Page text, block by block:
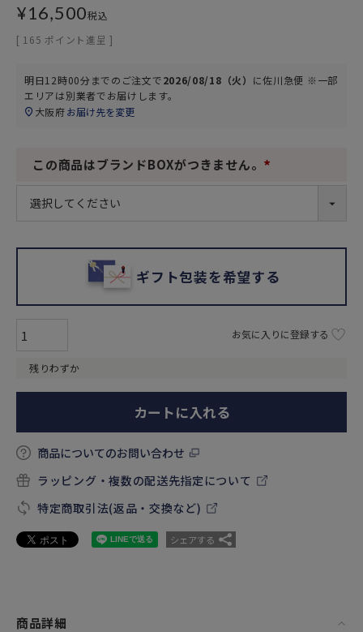
¥16,500税込
[ 165 ポイント進呈 ]
明日12時00分までのご注文で2026/08/18（火） に佐川急便 ※一部
エリアは別業者でお届けします。
大阪府お届け先を変更
この商品はブランドBOXがつきません。
ギフト包装を希望する
残りわずか
お気に入りに登録する
カートに入れる
商品についてのお問い合わせ
ラッピング・複数の配送先指定について
特定商取引法(返品・交換など)
シェアする
商品詳細